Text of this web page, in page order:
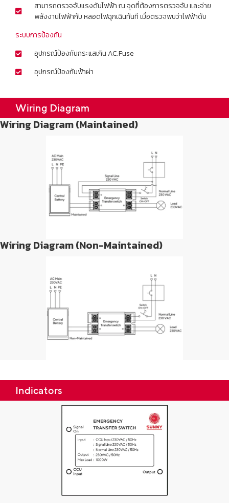
สามารถตรวจจับแรงดันไฟฟ้า ณ จุดที่ต้องการตรวจจับ และจ่าย
พลังงานไฟฟ้ากับ หลอดไฟฉุกเฉินทันที เมื่อตรวจพบว่าไฟฟ้าดับ
ระบบการป้องกัน
อุปกรณ์ป้องกันกระแสเกิน AC.Fuse
อุปกรณ์ป้องกันฟ้าผ่า
Wiring Diagram
Wiring Diagram (Maintained)
Wiring Diagram (Non-Maintained)
Indicators